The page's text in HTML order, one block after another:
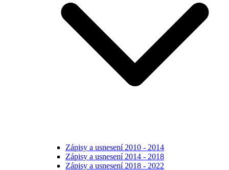
Zápisy a usnesení 2010 - 2014
Zápisy a usnesení 2014 - 2018
Zápisy a usnesení 2018 - 2022